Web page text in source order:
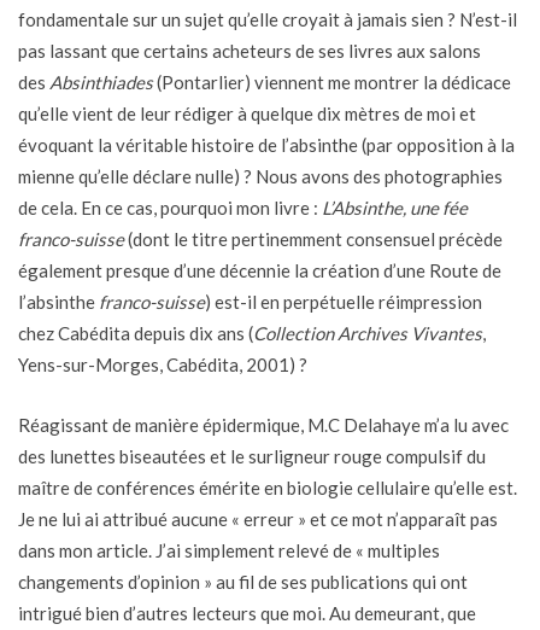
fondamentale sur un sujet qu’elle croyait à jamais sien ? N’est-il
pas lassant que certains acheteurs de ses livres aux salons
des Absinthiades(Pontarlier) viennent me montrer la dédicace
qu’elle vient de leur rédiger à quelque dix mètres de moi et
évoquant la véritable histoire de l’absinthe (par opposition à la
mienne qu’elle déclare nulle) ? Nous avons des photographies
de cela. En ce cas, pourquoi mon livre : L’Absinthe, une fée
franco-suisse(dont le titre pertinemment consensuel précède
également presque d’une décennie la création d’une Route de
l’absinthe franco-suisse) est-il en perpétuelle réimpression
chez Cabédita depuis dix ans (Collection Archives Vivantes,
Yens-sur-Morges, Cabédita, 2001) ?
Réagissant de manière épidermique, M.C Delahaye m’a lu avec
des lunettes biseautées et le surligneur rouge compulsif du
maître de conférences émérite en biologie cellulaire qu’elle est.
Je ne lui ai attribué aucune « erreur » et ce mot n’apparaît pas
dans mon article. J’ai simplement relevé de « multiples
changements d’opinion » au fil de ses publications qui ont
intrigué bien d’autres lecteurs que moi. Au demeurant, que